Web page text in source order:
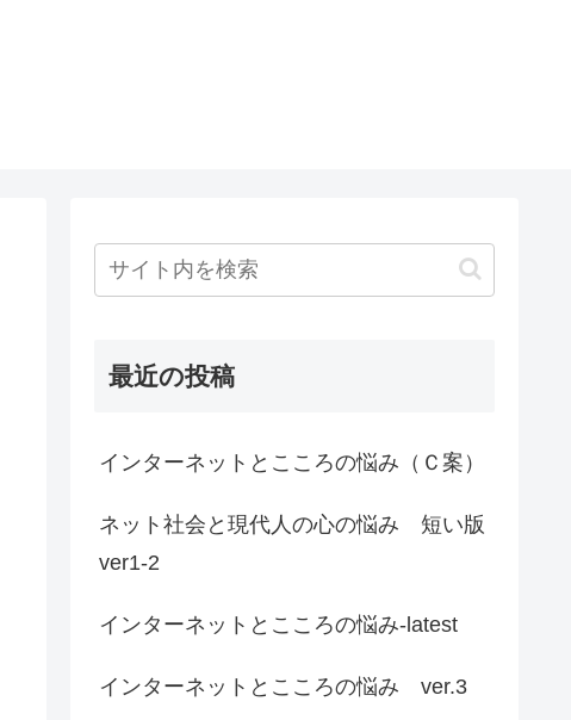
最近の投稿
インターネットとこころの悩み（Ｃ案）
ネット社会と現代人の心の悩み 短い版
ver1-2
インターネットとこころの悩み-latest
インターネットとこころの悩み ver.3